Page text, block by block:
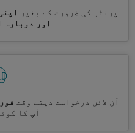
پرنٹر کی ضرورت کے بغیر
اور دوبارہ
آن لائن درخواست دیتے وقت
آپ کا